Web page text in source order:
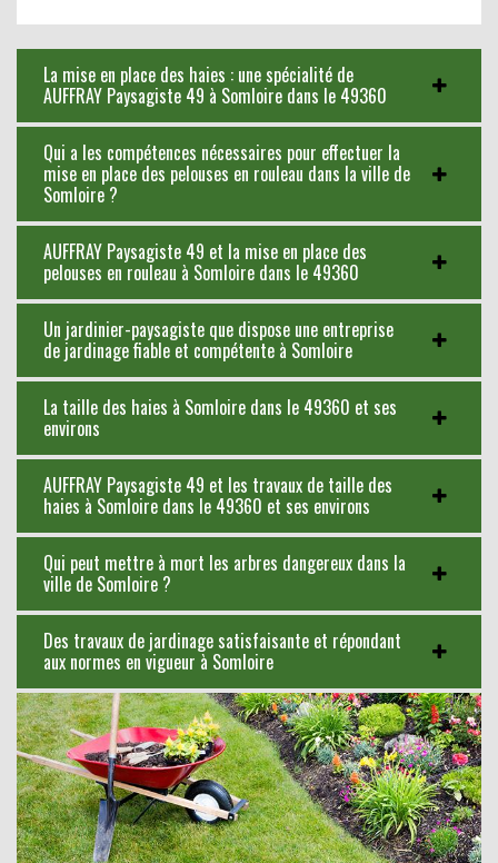
La mise en place des haies : une spécialité de
AUFFRAY Paysagiste 49 à Somloire dans le 49360
Qui a les compétences nécessaires pour effectuer la
mise en place des pelouses en rouleau dans la ville de
Somloire ?
AUFFRAY Paysagiste 49 et la mise en place des
pelouses en rouleau à Somloire dans le 49360
Un jardinier-paysagiste que dispose une entreprise
de jardinage fiable et compétente à Somloire
La taille des haies à Somloire dans le 49360 et ses
environs
AUFFRAY Paysagiste 49 et les travaux de taille des
haies à Somloire dans le 49360 et ses environs
Qui peut mettre à mort les arbres dangereux dans la
ville de Somloire ?
Des travaux de jardinage satisfaisante et répondant
aux normes en vigueur à Somloire